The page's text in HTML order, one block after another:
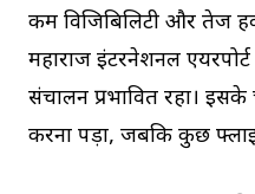
कम विजिबिलिटी और तेज
महाराज इंटरनेशनल
संचालन प्रभावित रहा।
करना पड़ा, जबकि कुछ